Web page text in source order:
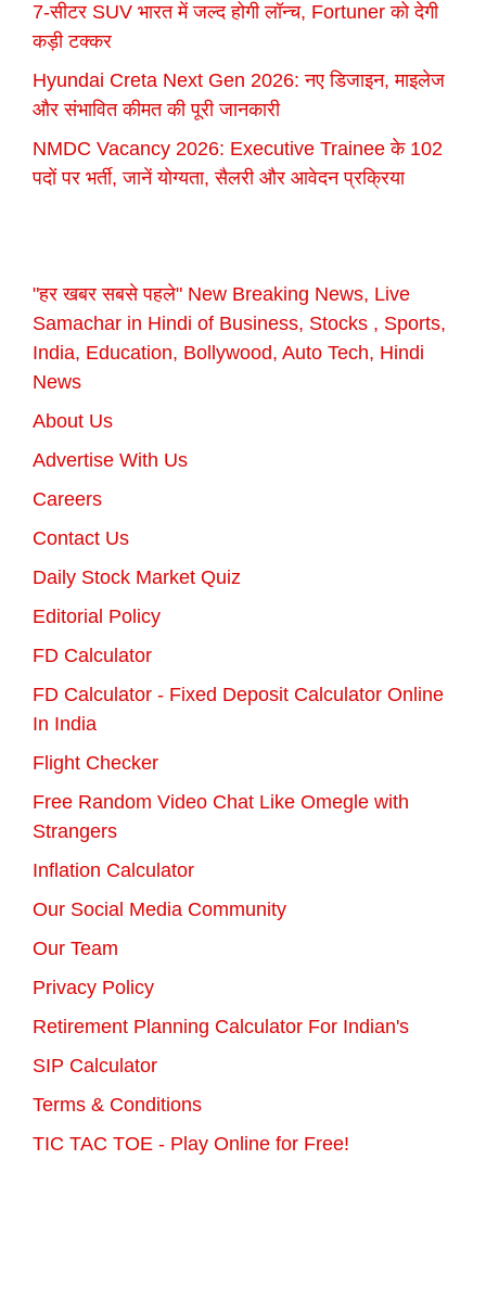
7-सीटर SUV भारत में जल्द होगी लॉन्च, Fortuner को देगी
कड़ी टक्कर
Hyundai Creta Next Gen 2026: नए डिजाइन, माइलेज
और संभावित कीमत की पूरी जानकारी
NMDC Vacancy 2026: Executive Trainee के 102
पदों पर भर्ती, जानें योग्यता, सैलरी और आवेदन प्रक्रिया
"हर खबर सबसे पहले" New Breaking News, Live
Samachar in Hindi of Business, Stocks , Sports,
India, Education, Bollywood, Auto Tech, Hindi
News
About Us
Advertise With Us
Careers
Contact Us
Daily Stock Market Quiz
Editorial Policy
FD Calculator
FD Calculator - Fixed Deposit Calculator Online
In India
Flight Checker
Free Random Video Chat Like Omegle with
Strangers
Inflation Calculator
Our Social Media Community
Our Team
Privacy Policy
Retirement Planning Calculator For Indian's
SIP Calculator
Terms & Conditions
TIC TAC TOE - Play Online for Free!